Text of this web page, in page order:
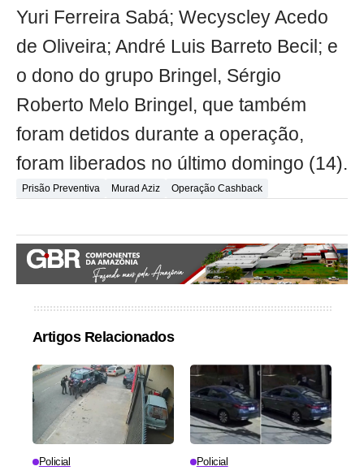
Yuri Ferreira Sabá; Wecyscley Acedo
de Oliveira; André Luis Barreto Becil; e
o dono do grupo Bringel, Sérgio
Roberto Melo Bringel, que também
foram detidos durante a operação,
foram liberados no último domingo (14).
Prisão Preventiva Murad Aziz Operação Cashback
Artigos Relacionados
Policial Policial